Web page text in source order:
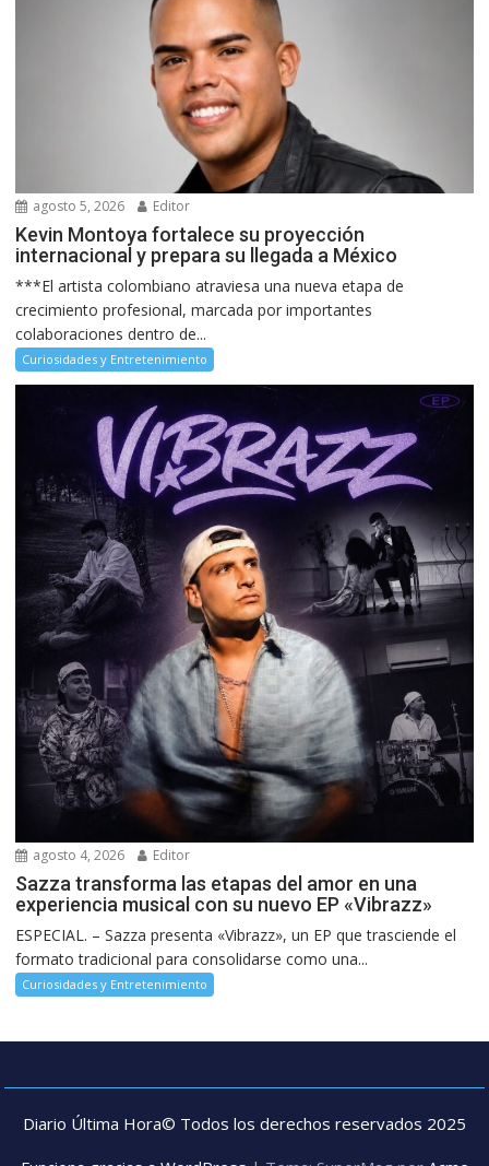
agosto 5, 2026 Editor
Kevin Montoya fortalece su proyección
internacional y prepara su llegada a México
***El artista colombiano atraviesa una nueva etapa de
crecimiento profesional, marcada por importantes
colaboraciones dentro de...
Curiosidades y Entretenimiento
agosto 4, 2026 Editor
Sazza transforma las etapas del amor en una
experiencia musical con su nuevo EP «Vibrazz»
ESPECIAL. – Sazza presenta «Vibrazz», un EP que trasciende el
formato tradicional para consolidarse como una...
Curiosidades y Entretenimiento
Diario Última Hora© Todos los derechos reservados 2025